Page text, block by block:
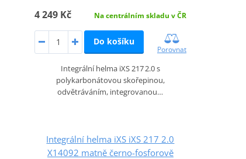
4 249 Kč Na centrálním skladu v ČR
Do košíku
Porovnat
Integrální helma iXS 217 2.0 s
polykarbonátovou skořepinou,
odvětráváním, integrovanou…
Integrální helma iXS iXS 217 2.0
X14092 matně černo-fosforově